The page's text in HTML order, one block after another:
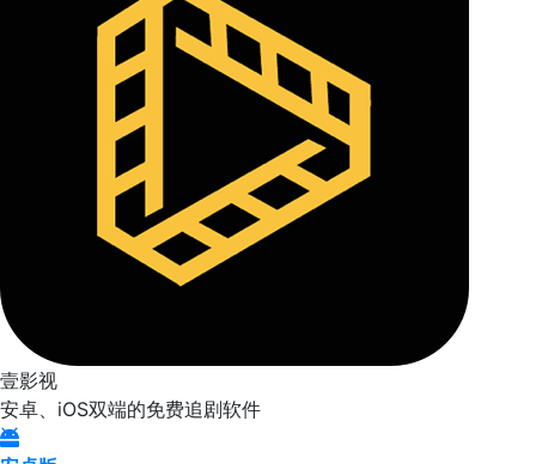
壹影视
安卓、iOS双端的免费追剧软件